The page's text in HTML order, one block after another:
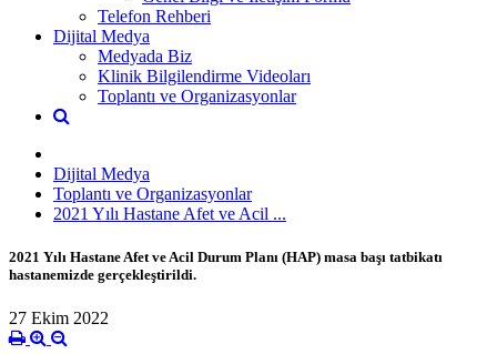
Telefon Rehberi
Dijital Medya
Medyada Biz
Klinik Bilgilendirme Videoları
Toplantı ve Organizasyonlar
Dijital Medya
Toplantı ve Organizasyonlar
2021 Yılı Hastane Afet ve Acil ...
2021 Yılı Hastane Afet ve Acil Durum Planı (HAP) masa başı tatbikatı
hastanemizde gerçekleştirildi.
27 Ekim 2022